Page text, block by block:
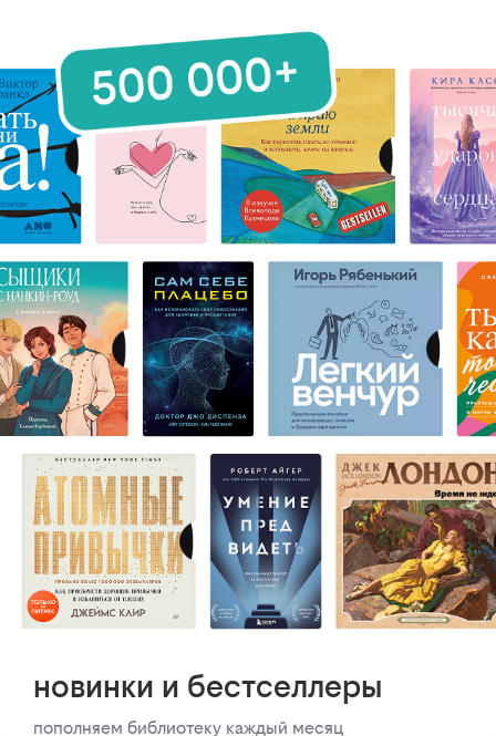
новинки и бестселлеры
пополняем библиотеку каждый месяц